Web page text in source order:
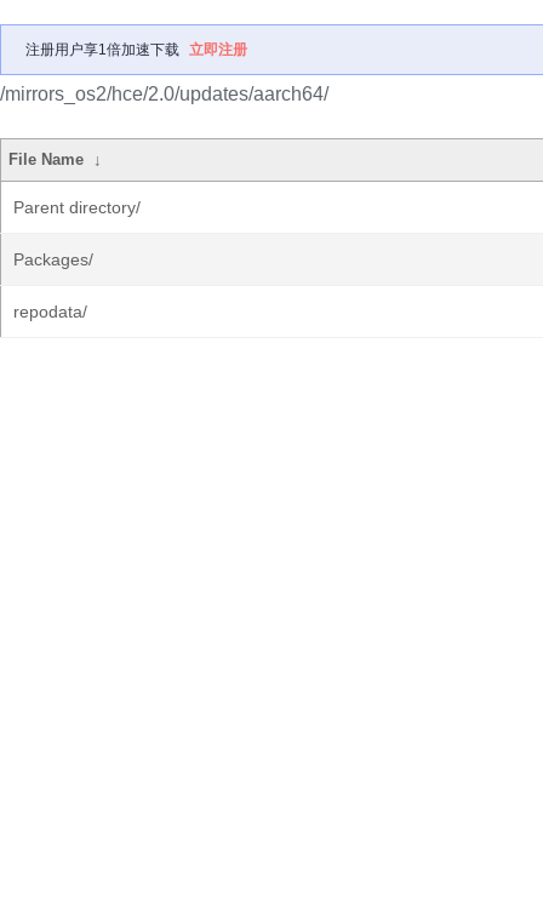
注册用户享1倍加速下载 立即注册
/mirrors_os2/hce/2.0/updates/aarch64/
File Name ↓
Parent directory/
Packages/
repodata/